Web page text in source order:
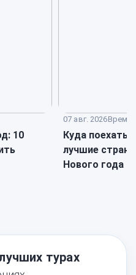
10
07 авг. 2026Время
Куда поехать
лучшие
Нового года
турах